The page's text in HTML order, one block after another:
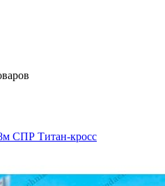
СПР Титан-кросс